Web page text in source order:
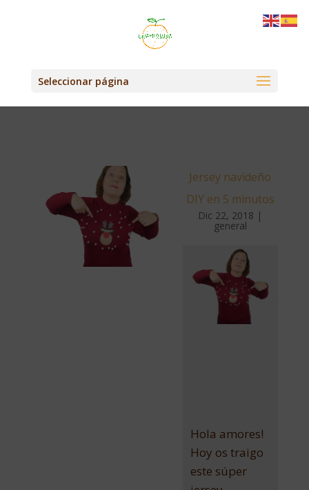
Seleccionar página
Jersey navideño
DIY en 5 minutos
Dic 22, 2018 |
general
Hola amores!
Hoy os traigo
este súper